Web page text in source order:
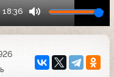
18:36